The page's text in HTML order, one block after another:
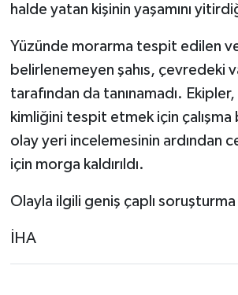
halde yatan kişinin yaşamını
Yüzünde morarma tespit edilen
belirlenemeyen şahıs, çevredeki
tarafından da tanınamadı.
kimliğini tespit etmek için çalışma
olay yeri incelemesinin ardından
için morga kaldırıldı.
Olayla ilgili geniş çaplı
İHA
YAYLADERE